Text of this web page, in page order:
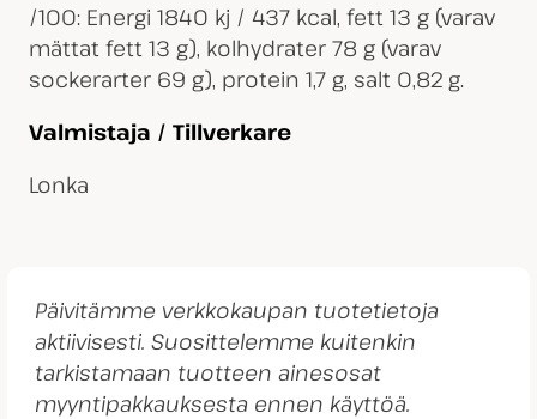
/100: Energi 1840 kj / 437 kcal, fett 13 g (varav
mättat fett 13 g), kolhydrater 78 g (varav
sockerarter 69 g), protein 1,7 g, salt 0,82 g.
Valmistaja / Tillverkare
Lonka
Päivitämme verkkokaupan tuotetietoja
aktiivisesti. Suosittelemme kuitenkin
tarkistamaan tuotteen ainesosat
myyntipakkauksesta ennen käyttöä.